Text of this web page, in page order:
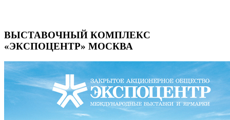
ВЫСТАВОЧНЫЙ КОМПЛЕКС
«ЭКСПОЦЕНТР» МОСКВА